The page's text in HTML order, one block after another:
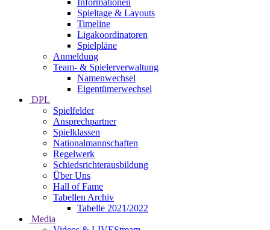
Informationen
Spieltage & Layouts
Timeline
Ligakoordinatoren
Spielpläne
Anmeldung
Team- & Spielerverwaltung
Namenwechsel
Eigentümerwechsel
DPL
Spielfelder
Ansprechpartner
Spielklassen
Nationalmannschaften
Regelwerk
Schiedsrichterausbildung
Über Uns
Hall of Fame
Tabellen Archiv
Tabelle 2021/2022
Media